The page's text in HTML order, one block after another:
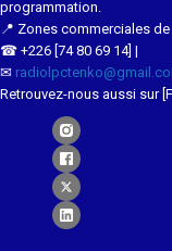
programmation.
📍 Zones commerciales
☎ +226 [74 80 69 14] |
✉
Retrouvez-nous aussi sur